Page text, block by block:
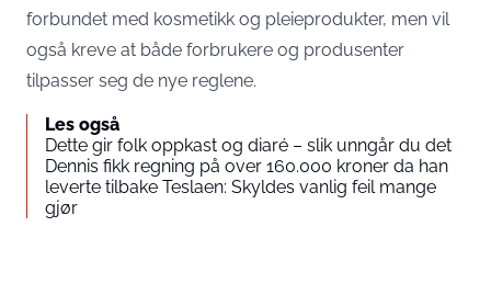
forbundet med kosmetikk og pleieprodukter, men vil
også kreve at både forbrukere og produsenter
tilpasser seg de nye reglene.
Les også
Dette gir folk oppkast og diaré – slik unngår du det
Dennis fikk regning på over 160.000 kroner da han
leverte tilbake Teslaen: Skyldes vanlig feil mange
gjør